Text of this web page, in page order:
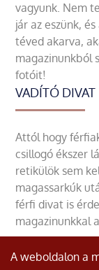
vagyunk. Nem
jár az eszünk,
téved akarva,
magazinunkból
fotóit!
VADÍTÓ DIVAT
Attól hogy
csillogó ékszer
retikülök sem
magassarkúk
férfi divat is
magazinunkkal
A weboldalon a